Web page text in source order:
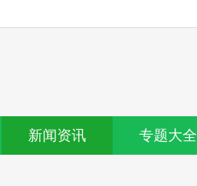
新闻资讯 专题大全